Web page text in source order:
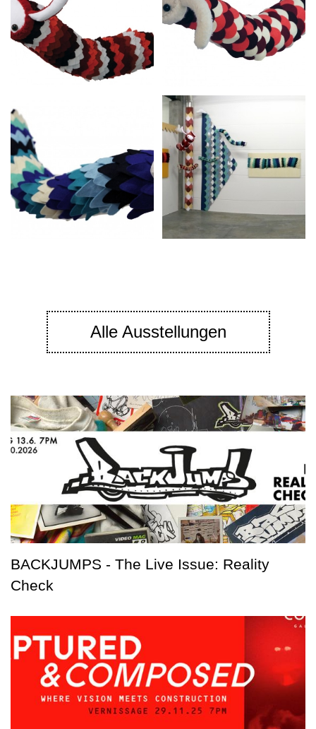
Alle Ausstellungen
BACKJUMPS - The Live Issue: Reality
Check